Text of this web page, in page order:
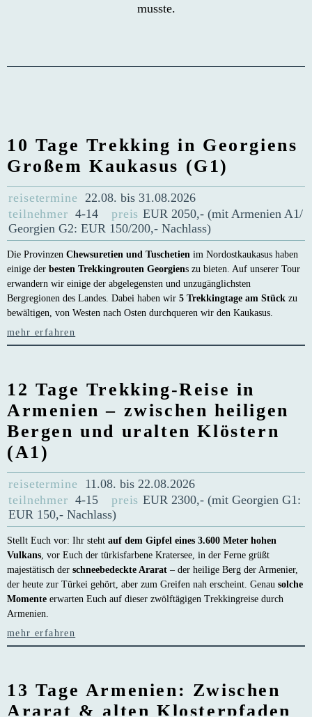
musste.
10 Tage Trekking in Georgiens
Großem Kaukasus (G1)
reisetermine 22.08. bis 31.08.2026
teilnehmer 4-14 preis EUR 2050,- (mit Armenien A1/
Georgien G2: EUR 150/200,- Nachlass)
Die Provinzen Chewsuretien und Tuschetien im Nordostkaukasus haben
einige der besten Trekkingrouten Georgiens zu bieten. Auf unserer Tour
erwandern wir einige der abgelegensten und unzugänglichsten
Bergregionen des Landes. Dabei haben wir 5 Trekkingtage am Stück zu
bewältigen, von Westen nach Osten durchqueren wir den Kaukasus.
mehr erfahren
12 Tage Trekking-Reise in
Armenien – zwischen heiligen
Bergen und uralten Klöstern
(A1)
reisetermine
11.08. bis 22.08.2026
teilnehmer 4-15 preis EUR 2300,- (mit Georgien G1:
EUR 150,- Nachlass)
Stellt Euch vor: Ihr steht auf dem Gipfel eines 3.600 Meter hohen
Vulkans, vor Euch der türkisfarbene Kratersee, in der Ferne grüßt
majestätisch der schneebedeckte Ararat – der heilige Berg der Armenier,
der heute zur Türkei gehört, aber zum Greifen nah erscheint. Genau solche
Momente erwarten Euch auf dieser zwölftägigen Trekkingreise durch
Armenien.
mehr erfahren
13 Tage Armenien: Zwischen
Ararat & alten Klosterpfaden